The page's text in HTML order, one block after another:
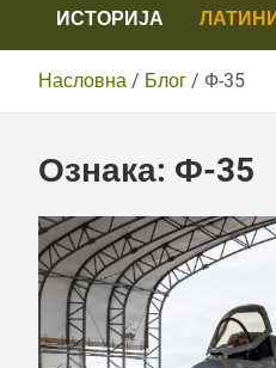
ИСТОРИЈА
Насловна Блог Ф-35
Ознака: Ф-35